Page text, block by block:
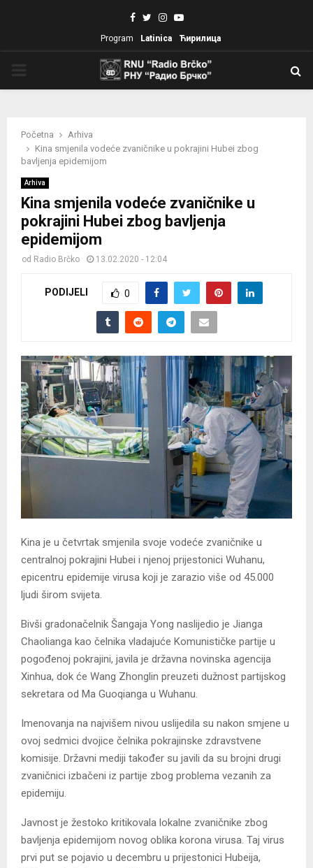
Facebook
TwitterInstagram
Youtube
Program Latinica Ћирилица
Početna
Arhiva
Kina smjenila vodeće zvaničnike u pokrajini Hubei zbog
bavljenja epidemijom
Arhiva
Kina smjenila vodeće zvaničnike u
pokrajini Hubei zbog bavljenja
epidemijom
od Radio Brčko 13.02.2020 - 12:04
PODIJELI 0
Kina je u četvrtak smjenila svoje vodeće zvaničnike u
centralnoj pokrajini Hubei i njenoj prijestonici Wuhanu,
epicentru epidemije virusa koji je zarazio više od 45.000
ljudi širom svijeta.
Bivši gradonačelnik Šangaja Yong naslijedio je Jianga
Chaolianga kao čelnika vladajuće Komunističke partije u
pogođenoj pokrajini, javila je državna novinska agencija
Xinhua, dok će Wang Zhonglin preuzeti dužnost partijskog
sekretara od Ma Guoqianga u Wuhanu.
Imenovanja na najvišem nivou uslijedila su nakon smjene u
ovoj sedmici dvojice čelnika pokrajinske zdravstvene
komisije. Državni mediji također su javili da su brojni drugi
zvaničnici izbačeni iz partije zbog problema vezanih za
epidemiju.
Javnost je žestoko kritikovala lokalne zvaničnike zbog
bavljenja epidemijom novog oblika korona virusa. Taj virus
prvi put se pojavio u decembru u prijestonici Hubeija,